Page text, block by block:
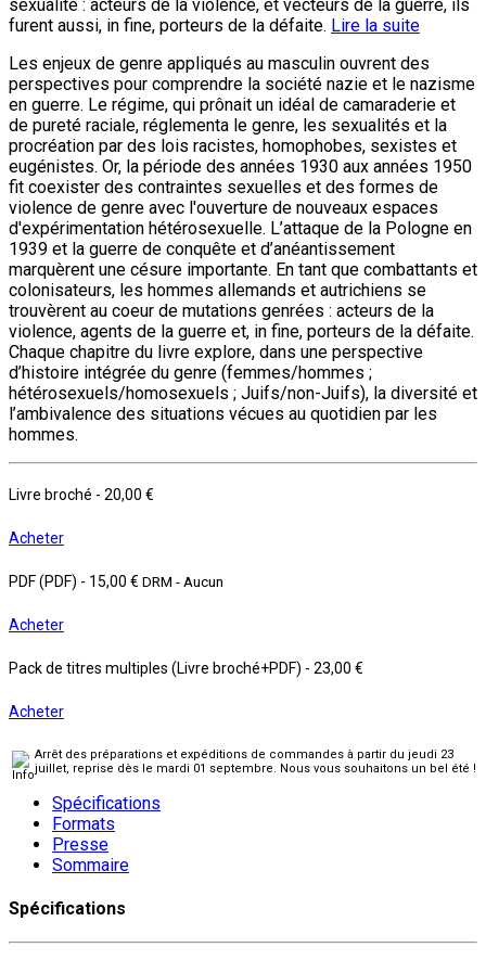
sexualité : acteurs de la violence, et vecteurs de la guerre, ils
furent aussi, in fine, porteurs de la défaite. Lire la suite
Les enjeux de genre appliqués au masculin ouvrent des
perspectives pour comprendre la société nazie et le nazisme
en guerre. Le régime, qui prônait un idéal de camaraderie et
de pureté raciale, réglementa le genre, les sexualités et la
procréation par des lois racistes, homophobes, sexistes et
eugénistes. Or, la période des années 1930 aux années 1950
fit coexister des contraintes sexuelles et des formes de
violence de genre avec l'ouverture de nouveaux espaces
d'expérimentation hétérosexuelle. L’attaque de la Pologne en
1939 et la guerre de conquête et d’anéantissement
marquèrent une césure importante. En tant que combattants et
colonisateurs, les hommes allemands et autrichiens se
trouvèrent au coeur de mutations genrées : acteurs de la
violence, agents de la guerre et, in fine, porteurs de la défaite.
Chaque chapitre du livre explore, dans une perspective
d’histoire intégrée du genre (femmes/hommes ;
hétérosexuels/homosexuels ; Juifs/non-Juifs), la diversité et
l’ambivalence des situations vécues au quotidien par les
hommes.
Livre broché - 20,00 €
Acheter
PDF (PDF) - 15,00 € DRM - Aucun
Acheter
Pack de titres multiples (Livre broché+PDF) - 23,00 €
Acheter
Arrêt des préparations et expéditions de commandes à partir du jeudi 23
juillet, reprise dès le mardi 01 septembre. Nous vous souhaitons un bel été !
Spécifications
Formats
Presse
Sommaire
Spécifications